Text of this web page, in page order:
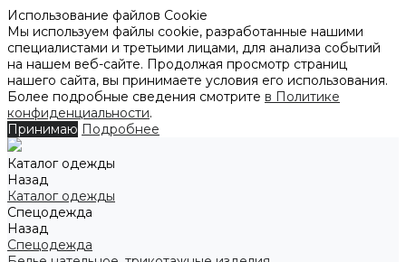
Использование файлов Cookie
Мы используем файлы cookie, разработанные нашими
специалистами и третьими лицами, для анализа событий
на нашем веб-сайте. Продолжая просмотр страниц
нашего сайта, вы принимаете условия его использования.
Более подробные сведения смотрите в Политике
конфиденциальности.
Принимаю Подробнее
Каталог одежды
Назад
Каталог одежды
Спецодежда
Назад
Спецодежда